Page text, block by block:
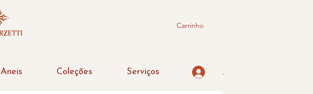
Aneis Coleções Serviços
Carrinho
.